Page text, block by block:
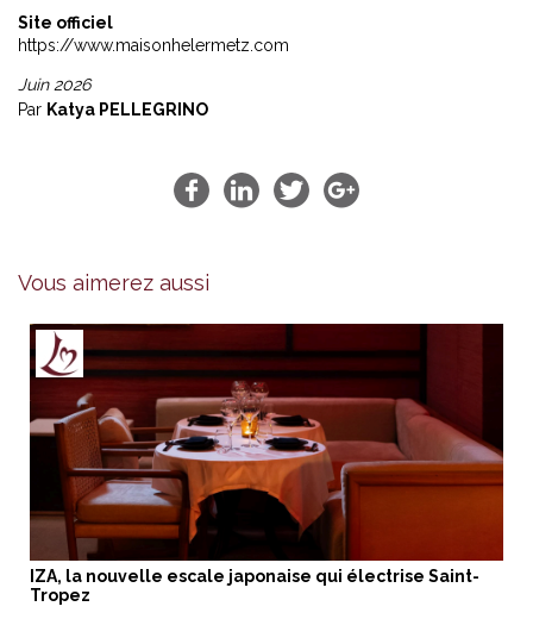
Site officiel
https://www.maisonhelermetz.com
Juin 2026
Par Katya PELLEGRINO
Vous aimerez aussi
IZA, la nouvelle escale japonaise qui électrise Saint-
Tropez